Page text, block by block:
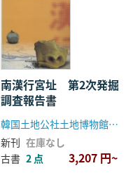
南漢行宮址 第2次発掘
調査報告書
韓国土地公社土地博物館、廣州郡
新刊 在庫なし
古書 2 点 3,207 円~